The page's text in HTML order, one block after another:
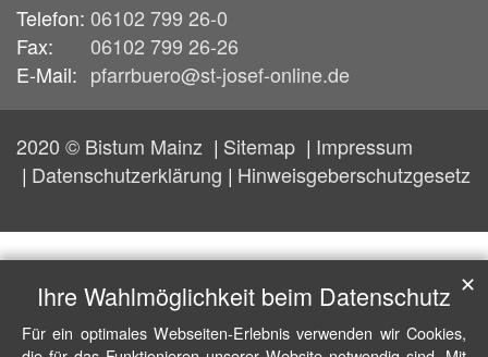
Telefon: 06102 799 26-0
Fax:
06102 799 26-26
E-Mail: pfarrbuero@st-josef-online.de
2020 © Bistum Mainz Sitemap
Impressum
Datenschutzerklärung
Hinweisgeberschutzgesetz
Ihre Wahlmöglichkeit beim Datenschutz
Für ein optimales Webseiten-Erlebnis verwenden wir Cookies,
✕